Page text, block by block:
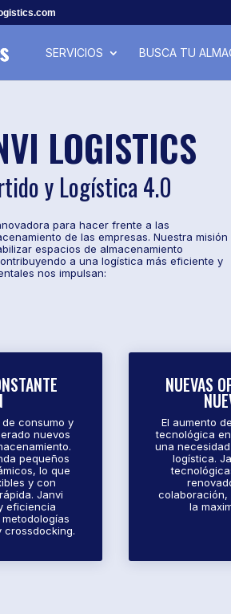
SERVICIOS BUSCA TU
LOGISTICS
y Logística 4.0
para hacer frente a las
de las empresas. Nuestra misión
espacios de almacenamiento
a una logística más eficiente y
nos impulsan:
consumo y
nuevos
pequeños
lo que
y con
Janvi
eficiencia
crossdocking.
NUEVAS
El aumento
tecnológica
una
logística.
colaboración,
la